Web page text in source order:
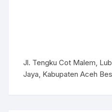
Jl. Tengku Cot Malem,
Jaya, Kabupaten Aceh